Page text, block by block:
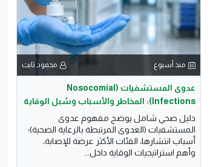
منذ أسبوع محمود ثابت
عدوى المستشفيات (Nosocomial
Infections): المخاطر والأسباب وسُبل الوقاية
​دليل صحي شامل يوضح مفهوم عدوى
المستشفيات (العدوى المرتبطة بالرعاية الصحية)؛
أسباب انتشارها، الفئات الأكثر عرضة للإصابة،
وأهم استراتيجيات الوقاية داخل...